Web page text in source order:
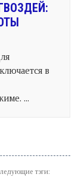
в
...
тэги: